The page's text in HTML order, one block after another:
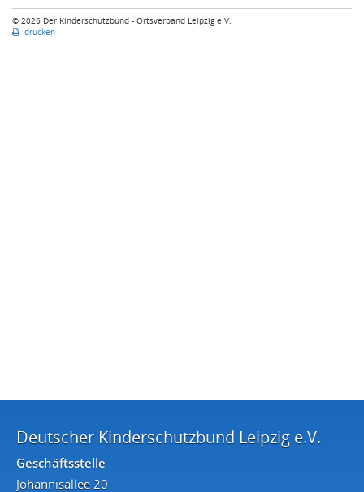
© 2026 Der Kinderschutzbund - Ortsverband Leipzig e.V.
drucken
Deutscher Kinderschutzbund Leipzig e.V.
Geschäftsstelle
Johannisallee 20